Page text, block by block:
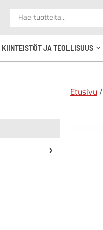
Hae
KIINTEISTÖT JA TEOLLISUUS
Etusivu /